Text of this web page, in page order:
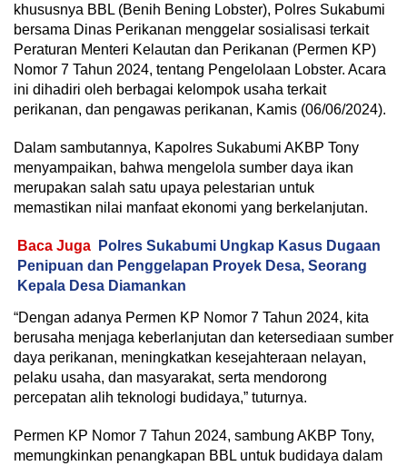
khususnya BBL (Benih Bening Lobster), Polres Sukabumi
bersama Dinas Perikanan menggelar sosialisasi terkait
Peraturan Menteri Kelautan dan Perikanan (Permen KP)
Nomor 7 Tahun 2024, tentang Pengelolaan Lobster. Acara
ini dihadiri oleh berbagai kelompok usaha terkait
perikanan, dan pengawas perikanan, Kamis (06/06/2024).
Dalam sambutannya, Kapolres Sukabumi AKBP Tony
menyampaikan, bahwa mengelola sumber daya ikan
merupakan salah satu upaya pelestarian untuk
memastikan nilai manfaat ekonomi yang berkelanjutan.
Baca Juga
Polres Sukabumi Ungkap Kasus Dugaan
Penipuan dan Penggelapan Proyek Desa, Seorang
Kepala Desa Diamankan
“Dengan adanya Permen KP Nomor 7 Tahun 2024, kita
berusaha menjaga keberlanjutan dan ketersediaan sumber
daya perikanan, meningkatkan kesejahteraan nelayan,
pelaku usaha, dan masyarakat, serta mendorong
percepatan alih teknologi budidaya,” tuturnya.
Permen KP Nomor 7 Tahun 2024, sambung AKBP Tony,
memungkinkan penangkapan BBL untuk budidaya dalam